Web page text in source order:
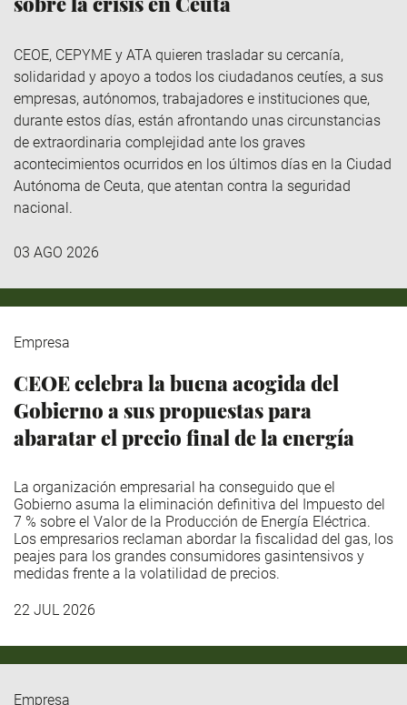
CEOE, CEPYME y ATA quieren trasladar su cercanía,
solidaridad y apoyo a todos los ciudadanos ceutíes, a sus
empresas, autónomos, trabajadores e instituciones que,
durante estos días, están afrontando unas circunstancias
de extraordinaria complejidad ante los graves
acontecimientos ocurridos en los últimos días en la Ciudad
Autónoma de Ceuta, que atentan contra la seguridad
nacional.
03 AGO 2026
Empresa
CEOE celebra la buena acogida del
Gobierno a sus propuestas para
abaratar el precio final de la energía
La organización empresarial ha conseguido que el
Gobierno asuma la eliminación definitiva del Impuesto del
7 % sobre el Valor de la Producción de Energía Eléctrica.
Los empresarios reclaman abordar la fiscalidad del gas, los
peajes para los grandes consumidores gasintensivos y
medidas frente a la volatilidad de precios.
22 JUL 2026
Empresa